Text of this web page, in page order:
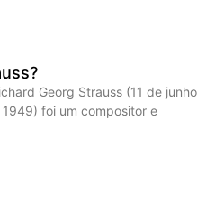
Georg Strauss (11 de junho
foi um compositor e